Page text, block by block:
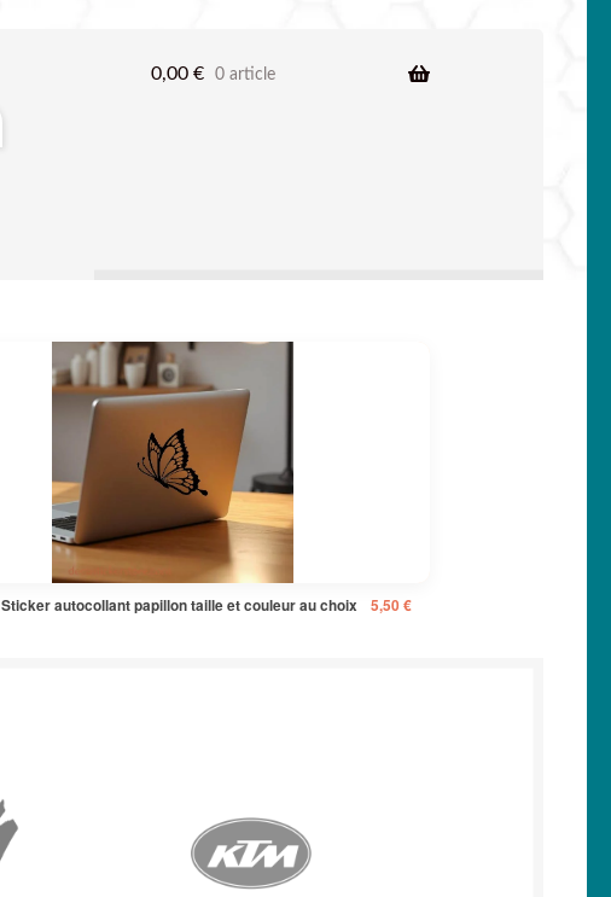
0,00 € 0 article
Sticker autocollant papillon taille et couleur au choix 5,50 €